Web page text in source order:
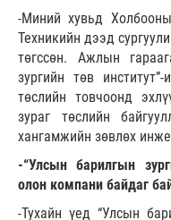
-Миний хувьд
Техникийн дээд
төгссөн. Ажлын
зургийн төв
төслийн товчоонд
зураг төслийн
хангамжийн зөвлөх
-“Улсын барилгын
олон компани байдаг
-Тухайн үед “Улсын